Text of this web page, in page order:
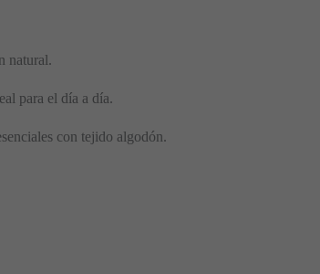
natural.
para el día a día.
con tejido algodón.